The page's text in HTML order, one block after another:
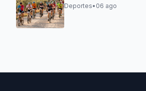
Deportes• 06 ago